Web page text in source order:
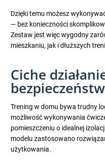
Dzięki temu możesz
— bez konieczności
Zestaw jest więc wygodny
mieszkaniu, jak i dłuższych
Ciche
Trening w domu bywa trudny
możliwość wykonywania
pomieszczeniu o idealnej
modelu zastosowano
użytkowania.